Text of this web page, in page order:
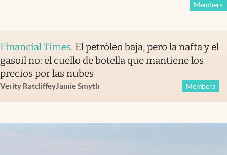
Members
Financial Times. El petróleo baja, pero la nafta y el
gasoil no: el cuello de botella que mantiene los
precios por las nubes
Verity RatcliffeyJamie Smyth Members